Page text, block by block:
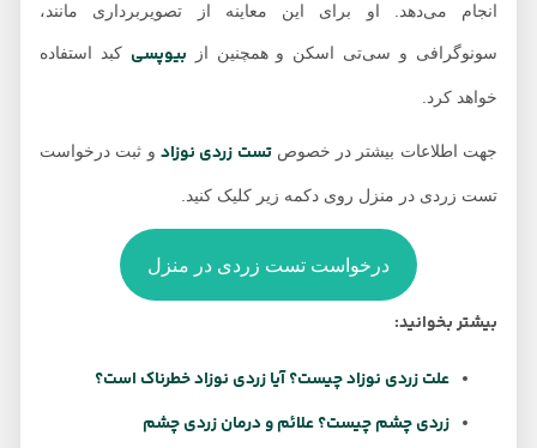
انجام می‎‌دهد. او برای این معاینه از تصویربرداری مانند،
سونوگرافی و سی‌تی اسکن و همچنین ازبیوپسیکبد استفاده
خواهد کرد.
جهت اطلاعات بیشتر در خصوصتست زردی نوزاد و ثبت درخواست
تست زردی در منزل روی دکمه زیر کلیک کنید.
درخواست تست زردی در منزل
بیشتر بخوانید:
علت زردی نوزاد چیست؟ آیا زردی نوزاد خطرناک است؟
زردی چشم چیست؟ علائم و درمان زردی چشم